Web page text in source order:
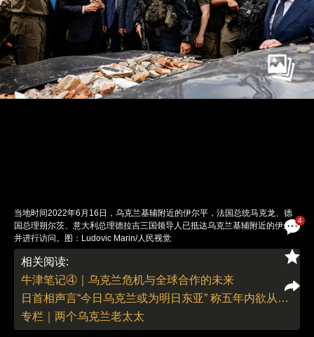
4
当地时间2022年6月16日，乌克兰基辅附近的伊尔平，法国总统马克龙、德
国总理朔尔茨、意大利总理德拉吉三国领导人已抵达乌克兰基辅附近的伊尔平
并进行访问。图：Ludovic Marin/人民视觉
责任编辑：曹艳 | 版面编辑：曹艳
相关阅读:
牛津笔记④｜乌克兰危机与全球合作的未来
日首相声言“今日乌克兰或为明日东亚” 称五年内欲从根本上加强军力
专栏｜两个乌克兰老太太